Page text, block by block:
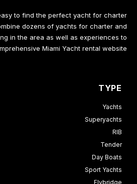
to find the perfect yacht for charter
dozens of yachts for charter and
in the area as well as experiences to
Miami Yacht rental website.
TYPE
Yachts
Superyachts
RIB
Tender
Day Boats
Sport Yachts
Flybridge